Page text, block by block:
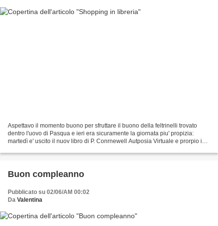
Aspettavo il momento buono per sfruttare il buono della feltrinelli trovato
dentro l'uovo di Pasqua e ieri era sicuramente la giornata piu' propizia:
martedì e' uscito il nuov libro di P. Conrnewell Autposia Virtuale e prorpio ieri
Buon compleanno
Pubblicato su 02/06/AM 00:02
Da Valentina